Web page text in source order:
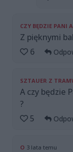
CZY BĘDZIE PANI
Z pięknymi
6
SZTAUER Z
A czy będzie
?
5
O 3 lata temu